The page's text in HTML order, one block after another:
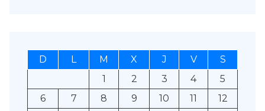
D L M X J V
S
1
2 3 4
5
6
7 8 9 10 11
12